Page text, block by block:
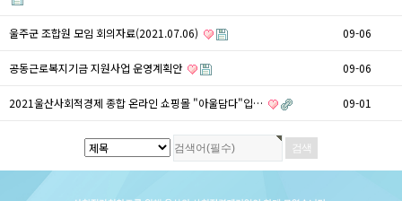
울주군 조합원 모임 회의자료(2021.07.06) 09-06
공동근로복지기금 지원사업 운영계획안 09-06
2021울산사회적경제 종합 온라인 쇼핑몰 "아울담다"입… 09-01